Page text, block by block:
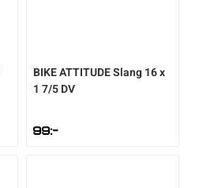
BIKE ATTITUDESlang 16 x
1 7/5 DV
99:-